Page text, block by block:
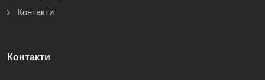
Контакти
Контакти